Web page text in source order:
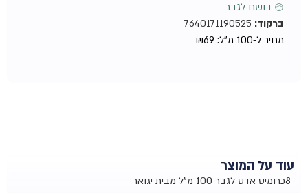
♂ בושם לגבר
ברקוד:7640171190525
מחיר ל-100 מ"ל:
₪69
עוד על המוצר